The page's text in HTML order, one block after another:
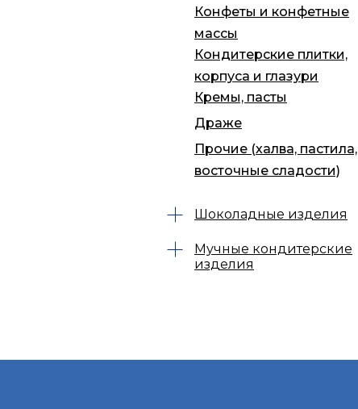
Конфеты и конфетные
массы
Кондитерские плитки,
корпуса и глазури
Кремы, пасты
Драже
Прочие (халва, пастила,
восточные сладости)
Шоколадные изделия
Мучные кондитерские
изделия